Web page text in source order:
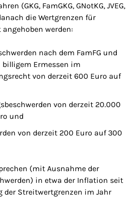
(GKG, FamGKG, GNotKG, JVEG,
die Wertgrenzen für
werden:
nach dem FamFG und
billigem Ermessen im
von derzeit 600 Euro auf
von derzeit 20.000
und
von derzeit 200 Euro auf 300
(mit Ausnahme der
in etwa der Inflation seit
der Streitwertgrenzen im Jahr